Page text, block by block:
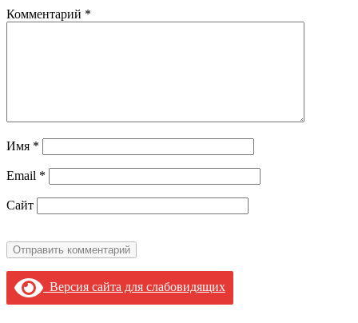
Комментарий *
Имя *
Email *
Сайт
Версия сайта для слабовидящих